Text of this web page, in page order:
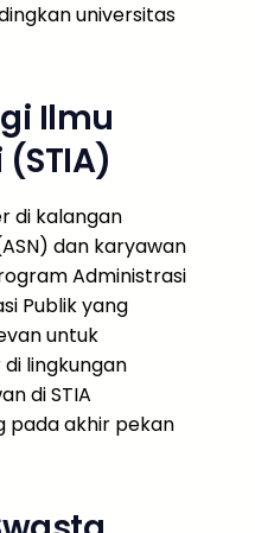
universitas
Ilmu
di kalangan
dan karyawan
Administrasi
Publik yang
untuk
lingkungan
di STIA
pada akhir pekan